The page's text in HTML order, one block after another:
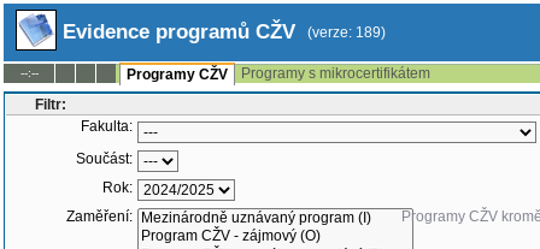
Evidence programů CŽV (verze: 189)
--:-- Programy CŽV
Programy s mikrocertifikátem
Filtr:
Fakulta:
Součást:
Rok:
Zaměření:
Programy CŽV